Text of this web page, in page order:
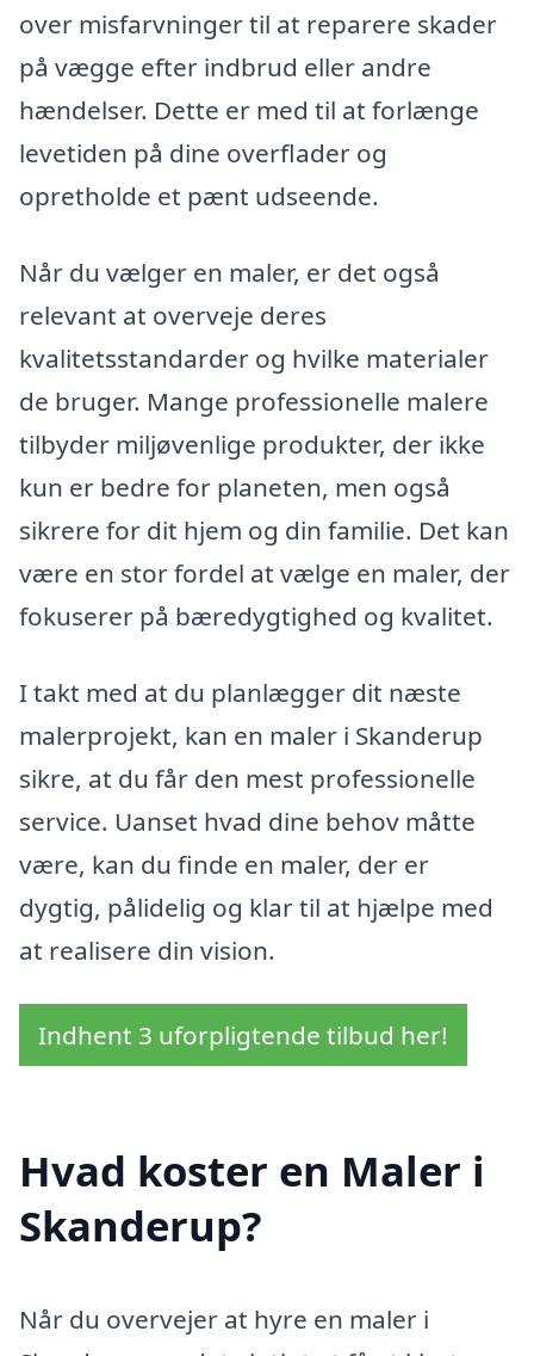
over misfarvninger til at reparere skader
på vægge efter indbrud eller andre
hændelser. Dette er med til at forlænge
levetiden på dine overflader og
opretholde et pænt udseende.
Når du vælger en maler, er det også
relevant at overveje deres
kvalitetsstandarder og hvilke materialer
de bruger. Mange professionelle malere
tilbyder miljøvenlige produkter, der ikke
kun er bedre for planeten, men også
sikrere for dit hjem og din familie. Det kan
være en stor fordel at vælge en maler, der
fokuserer på bæredygtighed og kvalitet.
I takt med at du planlægger dit næste
malerprojekt, kan en maler i Skanderup
sikre, at du får den mest professionelle
service. Uanset hvad dine behov måtte
være, kan du finde en maler, der er
dygtig, pålidelig og klar til at hjælpe med
at realisere din vision.
Indhent 3 uforpligtende tilbud her!
Hvad koster en Maler i
Skanderup?
Når du overvejer at hyre en maler i